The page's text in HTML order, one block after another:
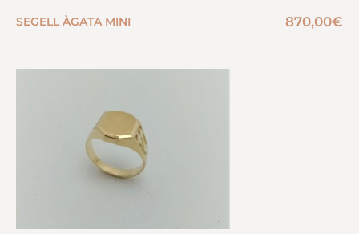
SEGELL ÀGATA MINI 870,00€